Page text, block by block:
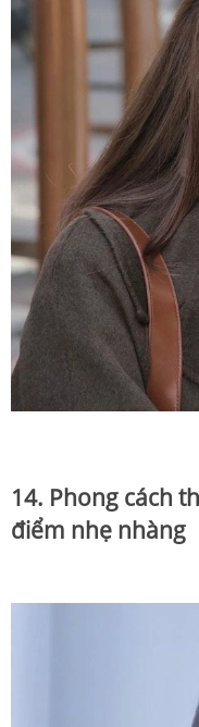
14. Phong cách
điểm nhẹ nhàng